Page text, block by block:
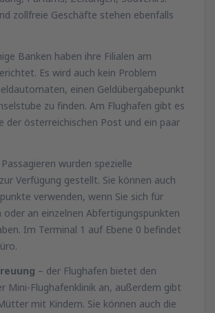
zollfreie Geschäfte stehen ebenfalls
Banken haben ihre Filialen am
Es wird auch kein Problem
einen Geldübergabepunkt
zu finden. Am Flughafen gibt es
der österreichischen Post und ein paar
wurden spezielle
Verfügung gestellt. Sie können auch
verwenden, wenn Sie sich für
oder an einzelnen Abfertigungspunkten
Im Terminal 1 auf Ebene 0 befindet
– der Flughafen bietet den
Mini-Flughafenklinik an, außerdem gibt
mit Kindern. Sie können auch die